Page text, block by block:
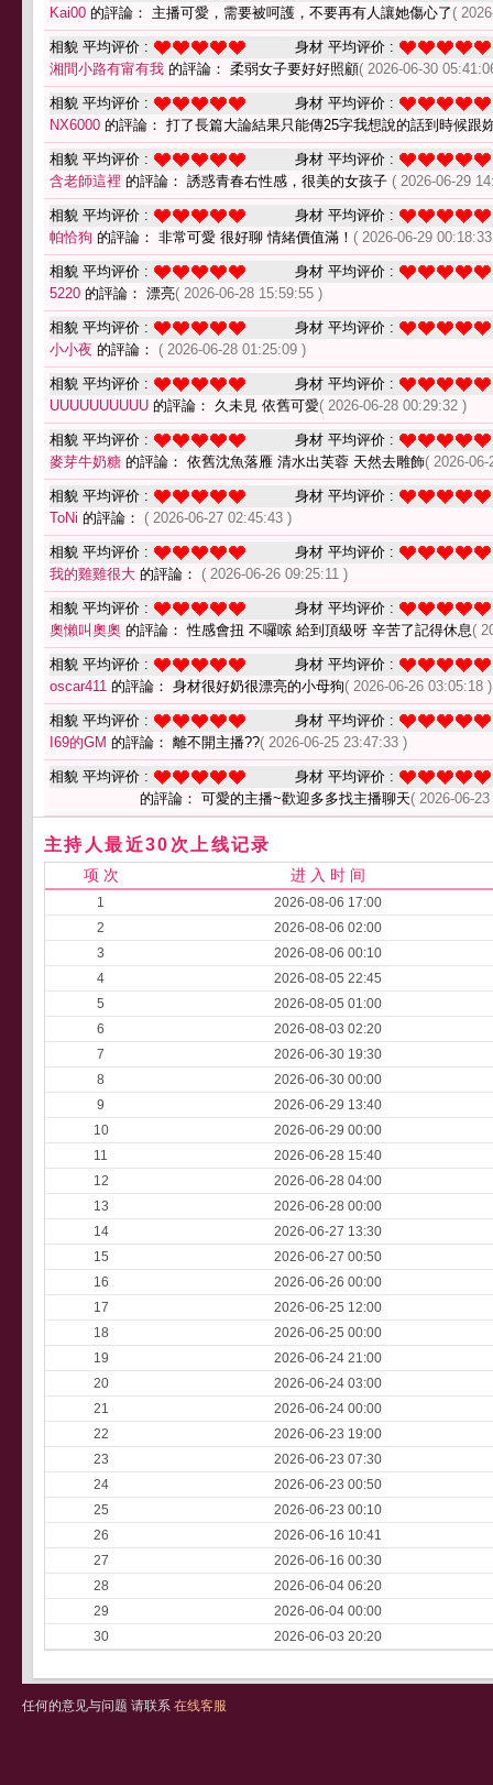
Kai00 的評論： 主播可愛，需要被呵護，不要再有人讓她傷心了 (
相貌 平均评价 :
身材 平均评价 :
湘間小路有甯有我 的評論： 柔弱女子要好好照顧( 2026-06-30
相貌 平均评价 :
身材 平均评价 :
NX6000 的評論： 打了長篇大論結果只能傳25字我想說的話到時候跟
相貌 平均评价 :
身材 平均评价 :
含老師這裡 的評論： 誘惑青春右性感，很美的女孩子 ( 2026-06-29
相貌 平均评价 :
身材 平均评价 :
帕恰狗 的評論： 非常可愛 很好聊 情緒價值滿！ ( 2026-06-29
相貌 平均评价 :
身材 平均评价 :
5220 的評論： 漂亮( 2026-06-28 15:59:55 )
相貌 平均评价 :
身材 平均评价 :
小小夜 的評論： ( 2026-06-28 01:25:09 )
相貌 平均评价 :
身材 平均评价 :
UUUUUUUUUU 的評論： 久未見 依舊可愛( 2026-06-28 00:29:32 )
相貌 平均评价 :
身材 平均评价 :
麥芽牛奶糖 的評論： 依舊沈魚落雁 清水出芙蓉 天然去雕飾( 2026-
相貌 平均评价 :
身材 平均评价 :
ToNi 的評論： ( 2026-06-27 02:45:43 )
相貌 平均评价 :
身材 平均评价 :
我的雞雞很大 的評論： ( 2026-06-26 09:25:11 )
相貌 平均评价 :
身材 平均评价 :
奧懶叫奧奧 的評論： 性感會扭 不囉嗦 給到頂級呀 辛苦了記得休息(
相貌 平均评价 :
身材 平均评价 :
oscar411 的評論： 身材很好奶很漂亮的小母狗( 2026-06-26 03:05:18 )
相貌 平均评价 :
身材 平均评价 :
I69的GM 的評論： 離不開主播??( 2026-06-25 23:47:33 )
相貌 平均评价 :
身材 平均评价 :
的評論： 可愛的主播~歡迎多多找主播聊天( 2026-06-
主持人最近30次上线记录
项 次 进 入 时 间
1
2026-08-06 17:00
2
2026-08-06 02:00
3
2026-08-06 00:10
4
2026-08-05 22:45
5
2026-08-05 01:00
6
2026-08-03 02:20
7
2026-06-30 19:30
8
2026-06-30 00:00
9
2026-06-29 13:40
10
2026-06-29 00:00
11
2026-06-28 15:40
12
2026-06-28 04:00
13
2026-06-28 00:00
14
2026-06-27 13:30
15
2026-06-27 00:50
16
2026-06-26 00:00
17
2026-06-25 12:00
18
2026-06-25 00:00
19
2026-06-24 21:00
20
2026-06-24 03:00
21
2026-06-24 00:00
22
2026-06-23 19:00
23
2026-06-23 07:30
24
2026-06-23 00:50
25
2026-06-23 00:10
26
2026-06-16 10:41
27
2026-06-16 00:30
28
2026-06-04 06:20
29
2026-06-04 00:00
30
2026-06-03 20:20
任何的意见与问题 请联系 在线客服